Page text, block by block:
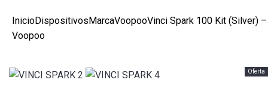
InicioDispositivosMarcaVoopooVinci Spark 100 Kit (Silver) –
Voopoo
Oferta